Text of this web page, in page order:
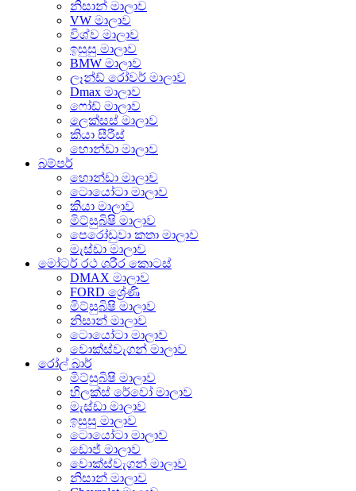
නිසාන් මාලාව
VW මාලාව
විශ්ව මාලාව
ඉසුසු මාලාව
BMW මාලාව
ලෑන්ඩ් රෝවර් මාලාව
Dmax මාලාව
ෆෝඩ් මාලාව
ලෙක්සස් මාලාව
කියා සීරීස්
හොන්ඩා මාලාව
බම්පර්
හොන්ඩා මාලාව
ටොයෝටා මාලාව
කියා මාලාව
මිට්සුබිෂි මාලාව
පෙරෝඩුවා කතා මාලාව
මැස්ඩා මාලාව
මෝටර් රථ ශරීර කොටස්
DMAX මාලාව
FORD ශ්‍රේණි
මිට්සුබිෂි මාලාව
නිසාන් මාලාව
ටොයෝටා මාලාව
වොක්ස්වැගන් මාලාව
රෝල් බාර්
මිට්සුබිෂි මාලාව
හිලක්ස් රේවෝ මාලාව
මැස්ඩා මාලාව
ඉසුසු මාලාව
ටොයෝටා මාලාව
ඩොජ් මාලාව
වොක්ස්වැගන් මාලාව
නිසාන් මාලාව